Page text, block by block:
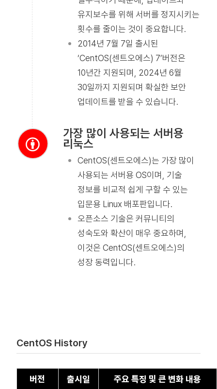
유지보수를 위해 서버를 정지시키는
횟수를 줄이는 것이 중요합니다.
2014년 7월 7일 출시된
‘CentOS(센트오에스) 7’버전은
10년간 지원되며, 2024년 6월
30일까지 지원되며 확실한 보안
업데이트를 받을 수 있습니다.
가장 많이 사용되는 서버용
리눅스
CentOS(센트오에스)는 가장 많이
사용되는 서버용 OS이며, 기술
정보를 비교적 쉽게 구할 수 있는
입문용 Linux 배포판입니다.
오픈소스 기술은 커뮤니티의
성숙도와 확산이 매우 중요하며,
이것은 CentOS(센트오에스)의
성장 동력입니다.
CentOS History
버전 출시일 주요 특징 및 큰 변화 내용